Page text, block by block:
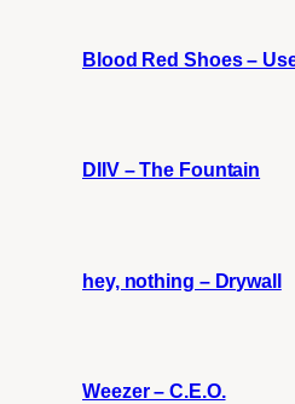
Blood Red Shoes –
DIIV – The Fountain
hey, nothing – Drywall
Weezer – C.E.O.